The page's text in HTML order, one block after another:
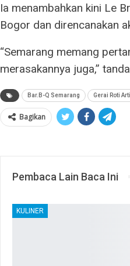
Ia menambahkan kini Le
Bogor dan direncanakan
“Semarang memang
merasakannya juga,”
Bar.B-Q Semarang Gerai Roti
Bagikan
Pembaca Lain Baca Ini
KULINER